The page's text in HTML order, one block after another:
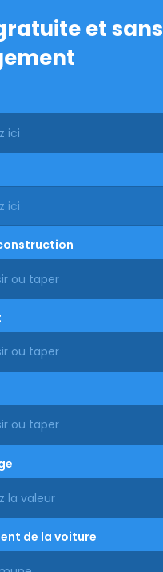
et sans
ou taper
ou taper
de la voiture